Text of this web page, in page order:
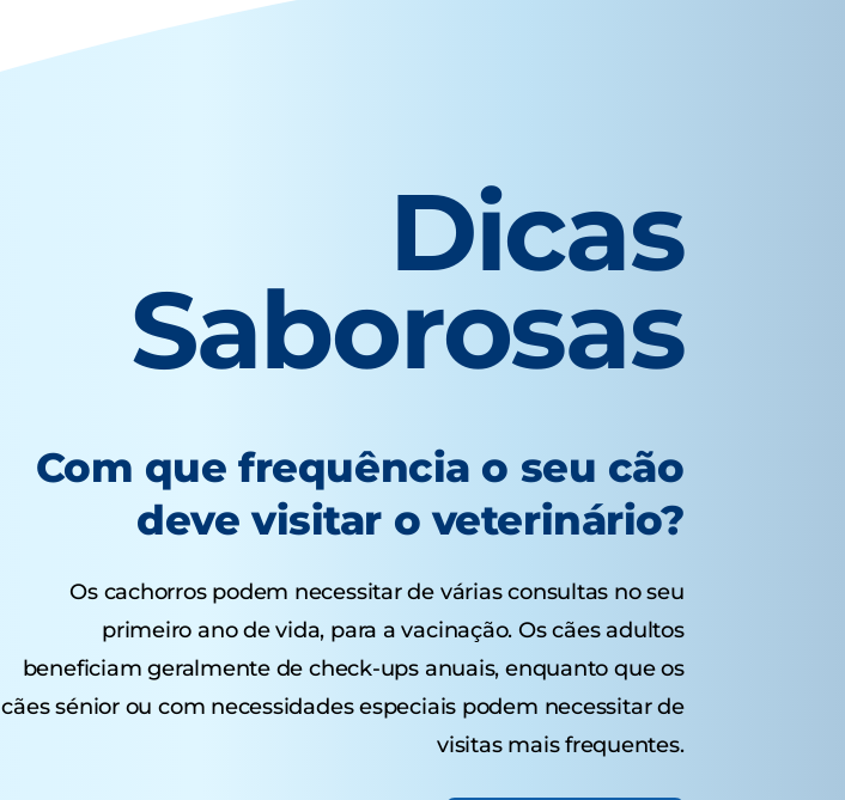
Dicas
Saborosas
Com que frequência o seu cão
deve visitar o veterinário?
Os cachorros podem necessitar de várias consultas no seu
primeiro ano de vida, para a vacinação. Os cães adultos
beneficiam geralmente de check-ups anuais, enquanto que os
cães sénior ou com necessidades especiais podem necessitar de
visitas mais frequentes.